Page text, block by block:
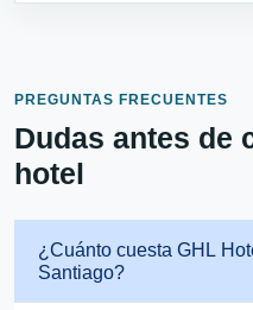
PREGUNTAS FRECUENTES
Dudas antes de
hotel
¿Cuánto cuesta GHL
Santiago?